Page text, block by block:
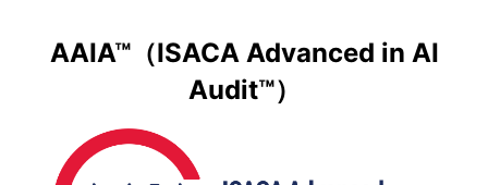
AAIA™（ISACA Advanced in AI
Audit™）